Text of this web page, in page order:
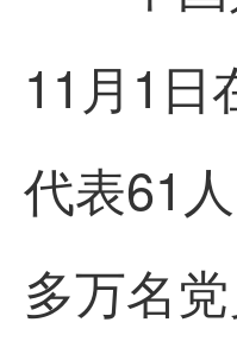
11月1日
代表61
多万名党